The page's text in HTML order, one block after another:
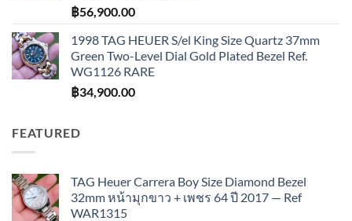
฿56,900.00
1998 TAG HEUER S/el King Size Quartz 37mm
Green Two-Level Dial Gold Plated Bezel Ref.
WG1126 RARE
฿34,900.00
FEATURED
TAG Heuer Carrera Boy Size Diamond Bezel
32mm หน้ามุกขาว + เพชร 64 ปี 2017 — Ref
WAR1315